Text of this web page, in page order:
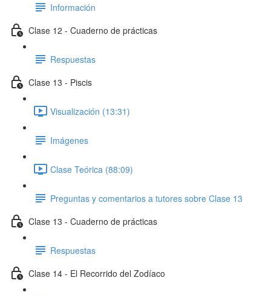
Información
Clase 12 - Cuaderno de prácticas
Respuestas
Clase 13 - Piscis
Visualización (13:31)
Imágenes
Clase Teórica (88:09)
Preguntas y comentarios a tutores sobre Clase 13
Clase 13 - Cuaderno de prácticas
Respuestas
Clase 14 - El Recorrido del Zodíaco